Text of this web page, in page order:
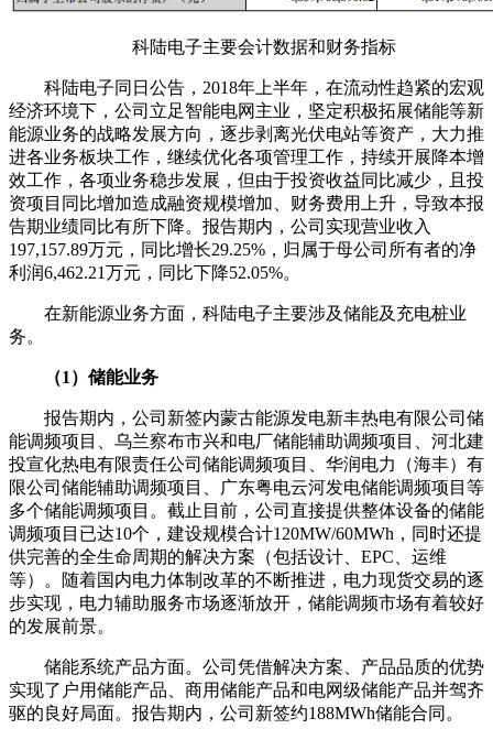
科陆电子主要会计数据和财务指标
科陆电子同日公告，2018年上半年，在流动性趋紧的宏观
经济环境下，公司立足智能电网主业，坚定积极拓展储能等新
能源业务的战略发展方向，逐步剥离光伏电站等资产，大力推
进各业务板块工作，继续优化各项管理工作，持续开展降本增
效工作，各项业务稳步发展，但由于投资收益同比减少，且投
资项目同比增加造成融资规模增加、财务费用上升，导致本报
告期业绩同比有所下降。报告期内，公司实现营业收入
197,157.89万元，同比增长29.25%，归属于母公司所有者的净
利润6,462.21万元，同比下降52.05%。
在新能源业务方面，科陆电子主要涉及储能及充电桩业
务。
（1）储能业务
报告期内，公司新签内蒙古能源发电新丰热电有限公司储
能调频项目、乌兰察布市兴和电厂储能辅助调频项目、河北建
投宣化热电有限责任公司储能调频项目、华润电力（海丰）有
限公司储能辅助调频项目、广东粤电云河发电储能调频项目等
多个储能调频项目。截止目前，公司直接提供整体设备的储能
调频项目已达10个，建设规模合计120MW/60MWh，同时还提
供完善的全生命周期的解决方案（包括设计、EPC、运维
等）。随着国内电力体制改革的不断推进，电力现货交易的逐
步实现，电力辅助服务市场逐渐放开，储能调频市场有着较好
的发展前景。
储能系统产品方面。公司凭借解决方案、产品品质的优势
实现了户用储能产品、商用储能产品和电网级储能产品并驾齐
驱的良好局面。报告期内，公司新签约188MWh储能合同。